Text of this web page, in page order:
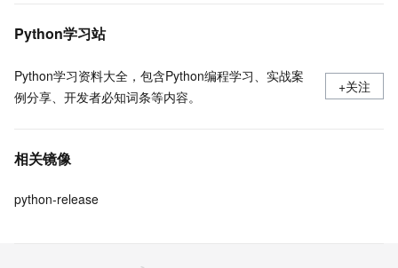
Python学习站
Python学习资料大全，包含Python编程学习、实战案
例分享、开发者必知词条等内容。
+关注
相关镜像
python-release